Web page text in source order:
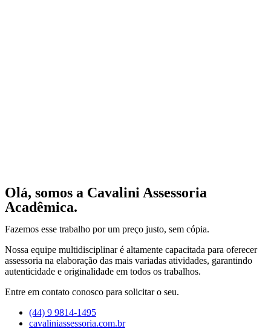
Olá, somos a Cavalini Assessoria
Acadêmica.
Fazemos esse trabalho por um preço justo, sem cópia.
Nossa equipe multidisciplinar é altamente capacitada para oferecer
assessoria na elaboração das mais variadas atividades, garantindo
autenticidade e originalidade em todos os trabalhos.
Entre em contato conosco para solicitar o seu.
(44) 9 9814-1495
cavaliniassessoria.com.br